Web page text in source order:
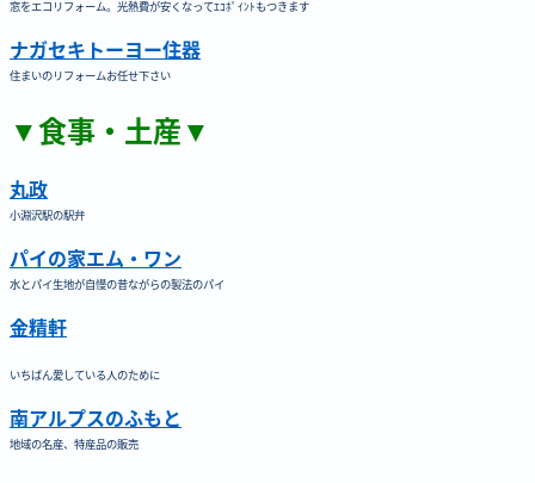
窓をエコリフォーム。光熱費が安くなってｴｺﾎﾟｲﾝﾄもつきます
ナガセキトーヨー住器
住まいのリフォームお任せ下さい
▼食事・土産▼
丸政
小淵沢駅の駅弁
パイの家エム・ワン
水とパイ生地が自慢の昔ながらの製法のパイ
金精軒
いちばん愛している人のために
南アルプスのふもと
地域の名産、特産品の販売